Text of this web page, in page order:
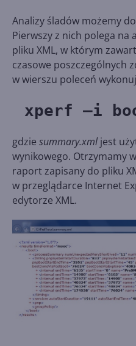
Analizy śladów możemy
Pierwszy z nich polega na
pliku XML, w którym
czasowe poszczególnych
w wierszu poleceń
xperf –i
gdzie summary.xmljest
wynikowego. Otrzymamy
raport zapisany do pliku
w przeglądarce Internet
edytorze XML.